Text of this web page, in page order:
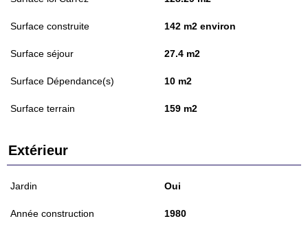
Surface construite 142 m2 environ
Surface séjour 27.4 m2
Surface Dépendance(s) 10 m2
Surface terrain 159 m2
Extérieur
Jardin Oui
Année construction 1980